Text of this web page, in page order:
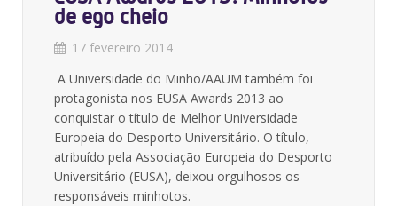
de ego cheio
17 fevereiro 2014
A Universidade do Minho/AAUM também foi
protagonista nos EUSA Awards 2013 ao
conquistar o título de Melhor Universidade
Europeia do Desporto Universitário. O título,
atribuído pela Associação Europeia do Desporto
Universitário (EUSA), deixou orgulhosos os
responsáveis minhotos.